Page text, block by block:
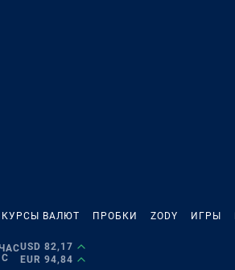
КУРСЫ ВАЛЮТ ПРОБКИ ZODY ИГРЫ
USD 82,17
EUR 94,84